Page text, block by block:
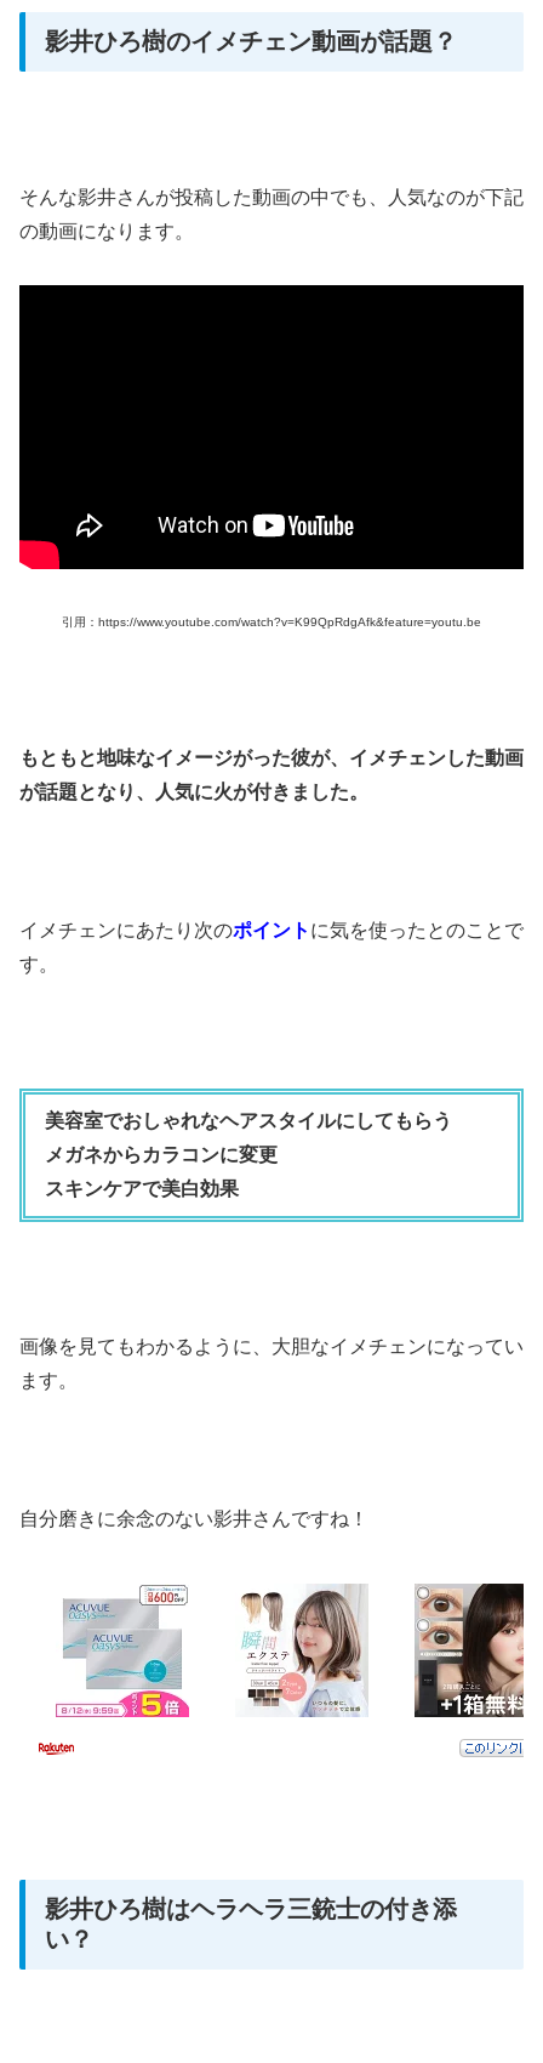
影井ひろ樹のイメチェン動画が話題？
そんな影井さんが投稿した動画の中でも、人気なのが下記
の動画になります。
引用：https://www.youtube.com/watch?v=K99QpRdgAfk&feature=youtu.be
もともと地味なイメージがった彼が、 イメチェンした動画
が話題となり、人気に火が付きました。
イメチェンにあたり次のポイント に気を使ったとのことで
す。
美容室でおしゃれなヘアスタイルにしてもらう
メガネからカラコンに変更
スキンケアで美白効果
画像を見てもわかるように、大胆なイメチェンになってい
ます。
自分磨きに余念のない影井さんですね！
影井ひろ樹はヘラヘラ三銃士の付き添
い？